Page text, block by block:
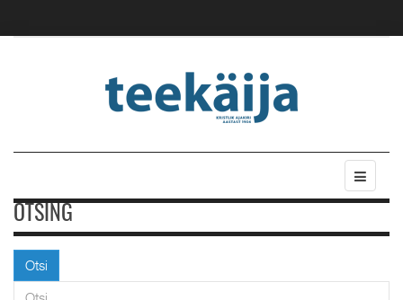
OTSING
Otsi